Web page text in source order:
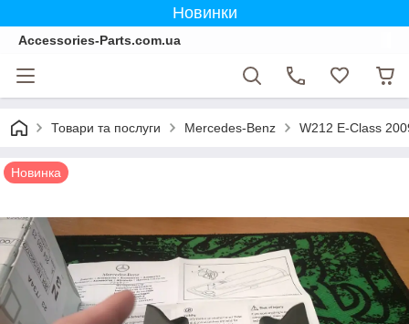
Новинки
Accessories-Parts.com.ua
Товари та послуги Mercedes-Benz W212 E-Class
Новинка